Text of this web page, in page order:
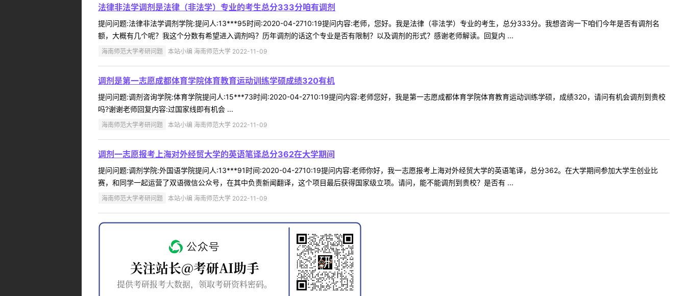
法律非法学调剂是法律（非法学）专业的考生总分333分咱有调剂
提问问题:法律非法学调剂学院:提问人:13***95时间:2020-04-2710:19提问内容:老师，您好。我是法律（非法学）专业的考生，总分333分。我想咨询一下咱们今年是否有调剂名
额，大概有几个呢？我这个分数有希望进入调剂吗？历年调剂的话这个专业是否有限制？以及调剂的形式？感谢老师解读。回复内 ...
海南师范大学考研问题 本站小编 海南师范大学 2022-11-09
调剂是第一志愿成都体育学院体育教育运动训练学硕成绩320有机
提问问题:调剂咨询学院:体育学院提问人:15***73时间:2020-04-2710:19提问内容:老师您好，我是第一志愿成都体育学院体育教育运动训练学硕，成绩320，请问有机会调剂到贵校
吗?谢谢老师回复内容:过国家线即有机会 ...
海南师范大学考研问题 本站小编 海南师范大学 2022-11-09
调剂一志愿报考上海对外经贸大学的英语笔译总分362在大学期间
提问问题:调剂学院:外国语学院提问人:13***91时间:2020-04-2710:19提问内容:老师你好，我一志愿报考上海对外经贸大学的英语笔译，总分362。在大学期间参加大学生创业比
赛，和同学一起运营了双语微信公众号，在其中负责新闻翻译，这个项目最后获得国家级立项。请问，能不能调剂到贵校？是否有 ...
海南师范大学考研问题 本站小编 海南师范大学 2022-11-09